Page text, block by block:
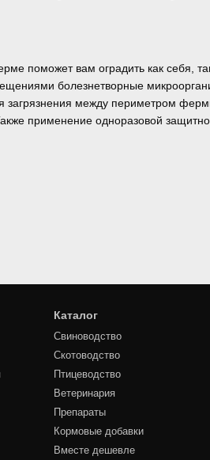
поможет вам оградить как себя,
болезнетворные
загрязнения между периметром
применение одноразовой
Каталог
Свиноводство
Скотоводство
Птицеводство
Ветеринария
Препараты
Кормовые добавки
Вместе дешевле